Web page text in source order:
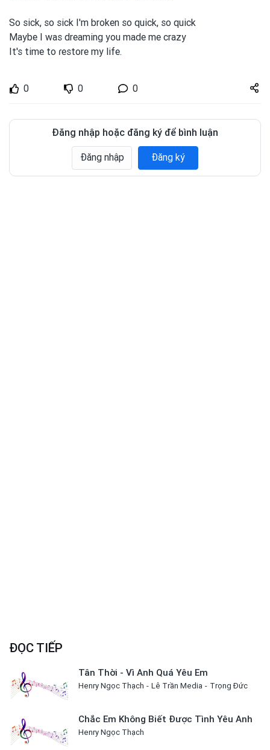
So sick, so sick I'm broken so quick, so quick
Maybe I was dreaming you made me crazy
It's time to ɾestore my life.
0 0 0
Share
zuto.vn
Đăng nhập hoặc đăng ký để bình luận
Đăng nhập Đăng ký
ĐỌC TIẾP
Tân Thời - Vì Anh Quá Yêu Em
Henry Ngọc Thạch Lê Trần Media Trọng Đức
Chắc Em Không Biết Được Tình Yêu Anh
Henry Ngọc Thạch